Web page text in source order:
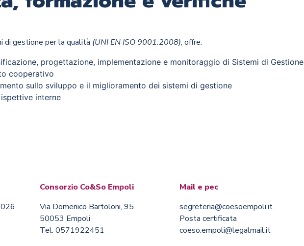
di gestione per la qualità (UNI EN ISO 9001:2008), offre:
progettazione, implementazione e monitoraggio di Sistemi di Gestione
cooperativo
sullo sviluppo e il miglioramento dei sistemi di gestione
interne
Consorzio Co&So Empoli
Via Domenico Bartoloni, 95
50053 Empoli
Tel. 0571922451
Mail e pec
segreteria@coesoempoli.it
Posta certificata
coeso.empoli@legalmail.it